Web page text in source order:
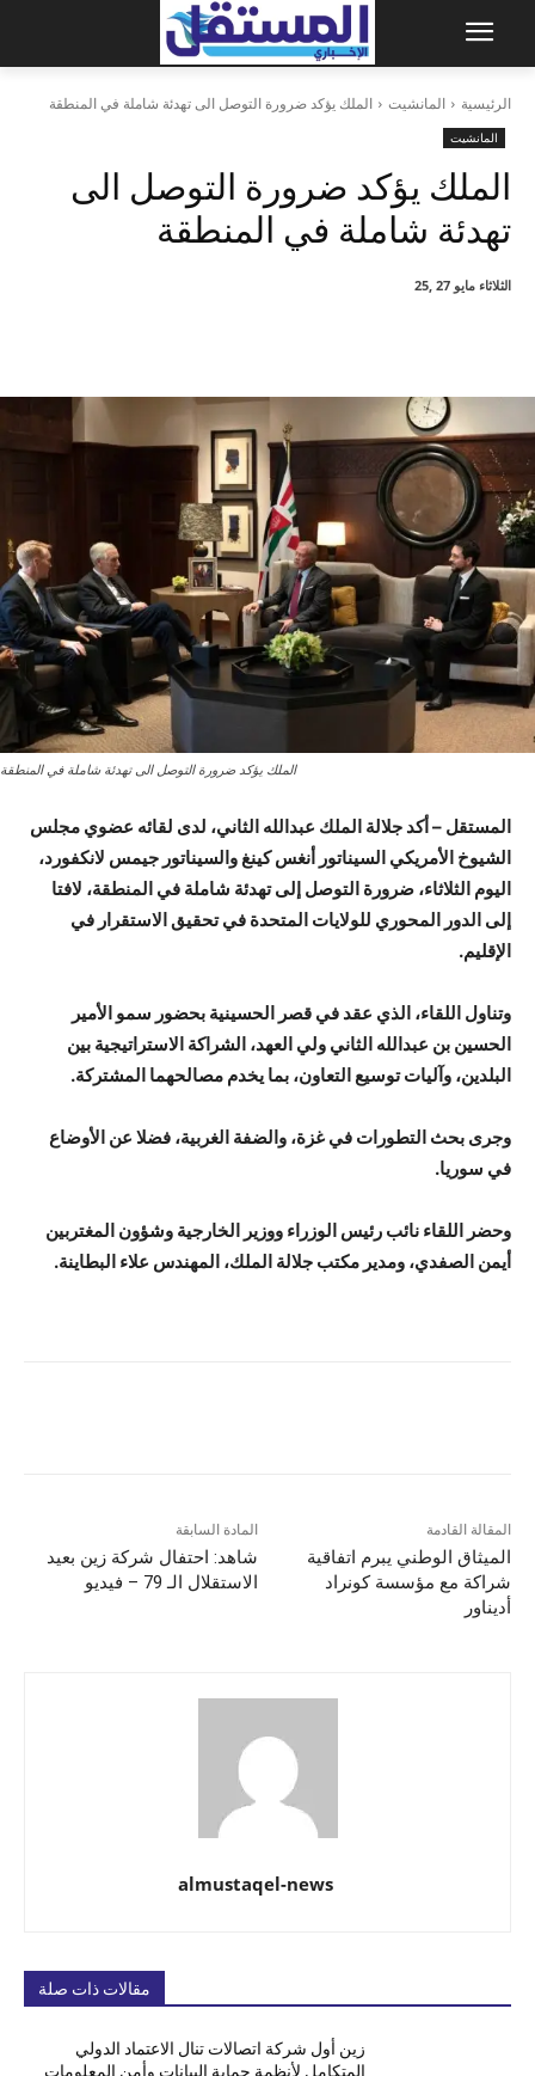
الرئيسية المانشيت الملك يؤكد ضرورة التوصل الى تهدئة شاملة في المنطقة
المانشيت
الملك يؤكد ضرورة التوصل الى
تهدئة شاملة في المنطقة
الثلاثاء مايو 27 ,25
الملك يؤكد ضرورة التوصل الى تهدئة شاملة في المنطقة
المستقل – أكد جلالة الملك عبدالله الثاني، لدى لقائه عضوي مجلس
الشيوخ الأمريكي السيناتور أنغس كينغ والسيناتور جيمس لانكفورد،
اليوم الثلاثاء، ضرورة التوصل إلى تهدئة شاملة في المنطقة، لافتا
إلى الدور المحوري للولايات المتحدة في تحقيق الاستقرار في
الإقليم.
وتناول اللقاء، الذي عقد في قصر الحسينية بحضور سمو الأمير
الحسين بن عبدالله الثاني ولي العهد، الشراكة الاستراتيجية بين
البلدين، وآليات توسيع التعاون، بما يخدم مصالحهما المشتركة.
وجرى بحث التطورات في غزة، والضفة الغربية، فضلا عن الأوضاع
في سوريا.
وحضر اللقاء نائب رئيس الوزراء ووزير الخارجية وشؤون المغتربين
أيمن الصفدي، ومدير مكتب جلالة الملك، المهندس علاء البطاينة.
المادة السابقة
شاهد: احتفال شركة زين بعيد
الاستقلال الـ 79 – فيديو
المقالة القادمة
الميثاق الوطني يبرم اتفاقية
شراكة مع مؤسسة كونراد
أديناور
almustaqel-news
مقالات ذات صلة
زين أول شركة اتصالات تنال الاعتماد الدولي
المتكامل لأنظمة حماية البيانات وأمن المعلومات